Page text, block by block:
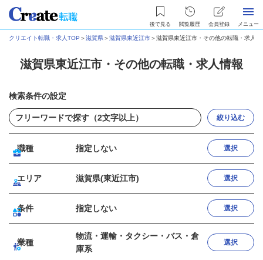
後で見る 閲覧履歴 会員登録 メニュー
クリエイト転職・求人TOP ＞滋賀県＞滋賀県東近江市＞滋賀県東近江市・その他の転職・求人情
滋賀県東近江市・その他の転職・求人情報
検索条件の設定
絞り込む
職種 指定しない 選択
エリア 滋賀県(東近江市) 選択
条件 指定しない 選択
業種
物流・運輸・タクシー・バス・倉
庫系
選択